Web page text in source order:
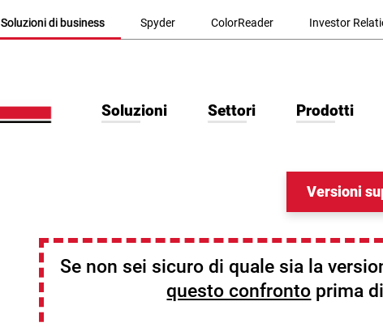
Soluzioni di business Spyder ColorReader Investor
Soluzioni Settori Prodotti
Versioni
Se non sei sicuro di quale sia la
questo confronto prima